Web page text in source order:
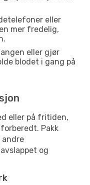
eller
mer fredelig,
eller gjør
blodet i gang på
eller på fritiden,
Pakk
andre
og